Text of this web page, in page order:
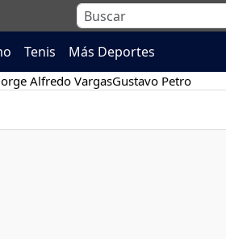
Tenis Más Deportes
Alfredo VargasGustavo Petro